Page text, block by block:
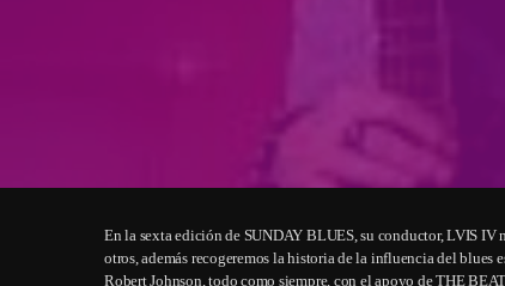
En la sexta edición de SUNDAY BLUES, su conductor, LVIS
otros, además recogeremos la historia de la influencia del
Robert Johnson, todo como siempre, con el apoyo de THE